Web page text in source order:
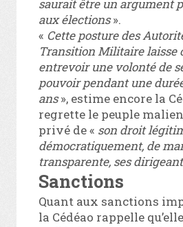
saurait être un argument
aux élections».
« Cette posture des
Transition Militaire laisse
entrevoir une volonté de
pouvoir pendant une
ans», estime encore la
regrette le peuple
privé de « son droit
démocratiquement, de
transparente, ses
Sanctions
Quant aux sanctions
la Cédéao rappelle